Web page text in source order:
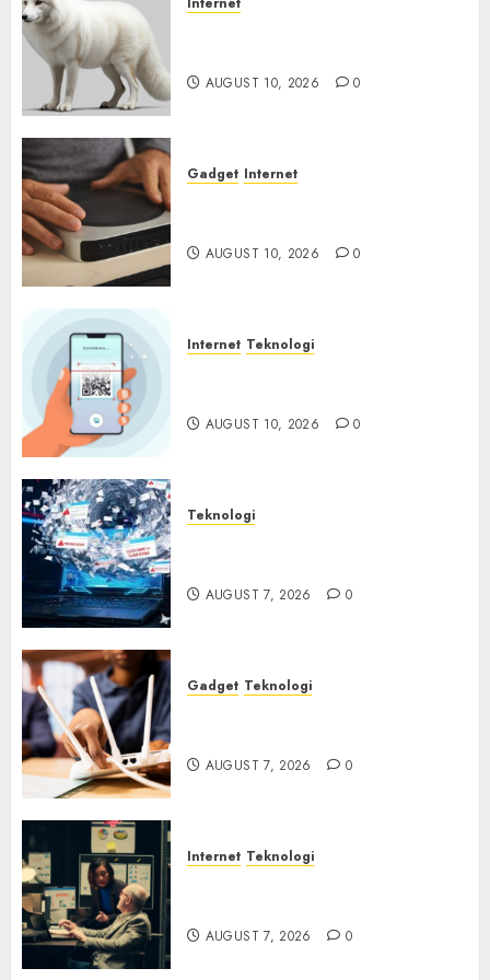
AUGUST 10, 2026 0
Gadget Internet
AUGUST 10, 2026 0
Internet Teknologi
AUGUST 10, 2026 0
Teknologi
AUGUST 7, 2026 0
Gadget Teknologi
AUGUST 7, 2026 0
Internet Teknologi
AUGUST 7, 2026 0